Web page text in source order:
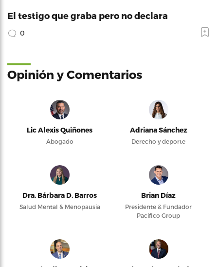
El testigo que graba pero no declara
0
Opinión y Comentarios
Lic Alexis Quiñones
Abogado
Adriana Sánchez
Derecho y deporte
Dra. Bárbara D. Barros
Salud Mental & Menopausia
Brian Díaz
Presidente & Fundador
Pacifico Group